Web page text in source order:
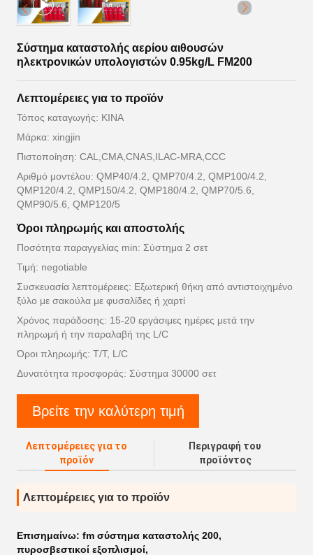
Σύστημα καταστολής αερίου αιθουσών
ηλεκτρονικών υπολογιστών 0.95kg/L FM200
Λεπτομέρειες για το προϊόν
Τόπος καταγωγής: ΚΙΝΑ
Μάρκα: xingjin
Πιστοποίηση: CAL,CMA,CNAS,ILAC-MRA,CCC
Αριθμό μοντέλου: QMP40/4.2, QMP70/4.2, QMP100/4.2,
QMP120/4.2, QMP150/4.2, QMP180/4.2, QMP70/5.6,
QMP90/5.6, QMP120/5
Όροι πληρωμής και αποστολής
Ποσότητα παραγγελίας min: Σύστημα 2 σετ
Τιμή: negotiable
Συσκευασία λεπτομέρειες: Εξωτερική θήκη από αντιστοιχημένο
ξύλο με σακούλα με φυσαλίδες ή χαρτί
Χρόνος παράδοσης: 15-20 εργάσιμες ημέρες μετά την
πληρωμή ή την παραλαβή της L/C
Όροι πληρωμής: T/T, L/C
Δυνατότητα προσφοράς: Σύστημα 30000 σετ
Βρείτε την καλύτερη τιμή
Λεπτομέρειες για το
προϊόν
Περιγραφή του
προϊόντος
Λεπτομέρειες για το προϊόν
Επισημαίνω: fm σύστημα καταστολής 200,
πυροσβεστικοί εξοπλισμοί,